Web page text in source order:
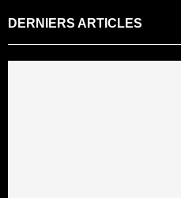
DERNIERS ARTICLES